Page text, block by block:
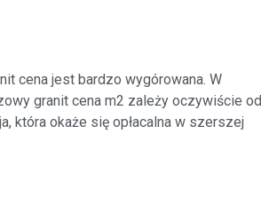
cena jest bardzo wygórowana. W
granit cena m2 zależy oczywiście od
która okaże się opłacalna w szerszej